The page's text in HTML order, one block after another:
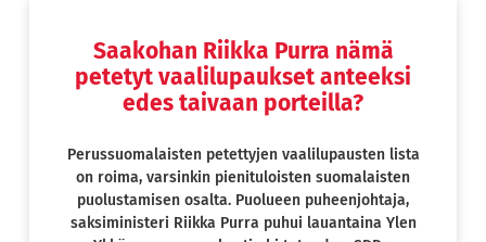
Saakohan Riikka Purra nämä
petetyt vaalilupaukset anteeksi
edes taivaan porteilla?
Perussuomalaisten petettyjen vaalilupausten lista
on roima, varsinkin pienituloisten suomalaisten
puolustamisen osalta. Puolueen puheenjohtaja,
saksiministeri Riikka Purra puhui lauantaina Ylen